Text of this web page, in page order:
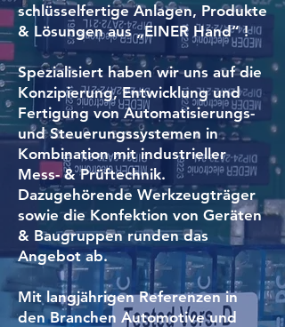
schlüsselfertige Anlagen, Produkte
& Lösungen aus „EINER Hand“ !
Spezialisiert haben wir uns auf die
Konzipierung, Entwicklung und
Fertigung von Automatisierungs-
und Steuerungssystemen in
Kombination mit industrieller
Mess- & Prüftechnik.
Dazugehörende Werkzeugträger
sowie die Konfektion von Geräten
& Baugruppen runden das
Angebot ab.
Mit langjährigen Referenzen in
den Branchen Automotive und